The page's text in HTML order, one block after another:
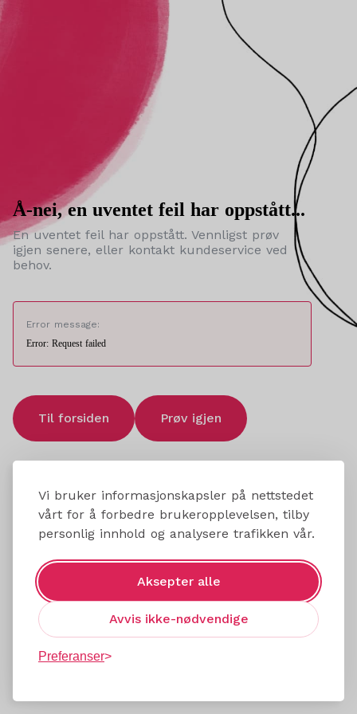
Vi bruker informasjonskapsler på nettstedet
vårt for å forbedre brukeropplevelsen, tilby
personlig innhold og analysere trafikken vår.
Aksepter alle
Avvis ikke-nødvendige
Preferanser
Å-nei, en uventet feil har oppstått...
En uventet feil har oppstått. Vennligst prøv
igjen senere, eller kontakt kundeservice ved
behov.
Error message:
Error: Request failed
Til forsiden Prøv igjen